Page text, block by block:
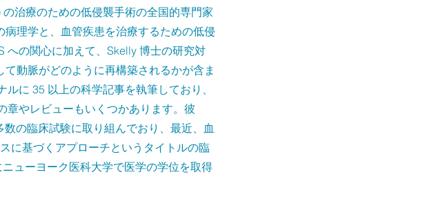
治療のための低侵襲手術の全国的専門家
理学と、血管疾患を治療するための低侵
への関心に加えて、Skelly 博士の研究対
動脈がどのように再構築されるかが含ま
に 35 以上の科学記事を執筆しており、
章やレビューもいくつかあります。彼
の臨床試験に取り組んでおり、最近、血
に基づくアプローチというタイトルの臨
ューヨーク医科大学で医学の学位を取得